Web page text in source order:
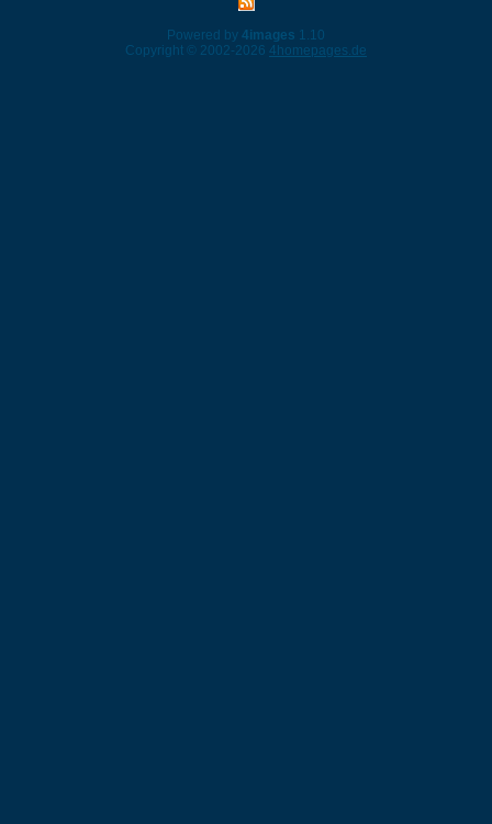
Powered by 4images 1.10
Copyright © 2002-2026 4homepages.de